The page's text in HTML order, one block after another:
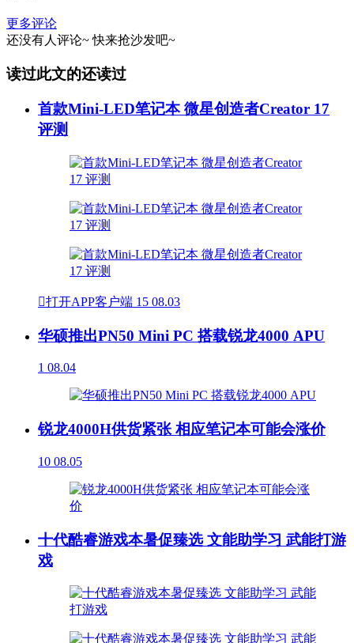
更多评论
还没有人评论~ 快来抢沙发吧~
读过此文的还读过
首款Mini-LED笔记本 微星创造者Creator 17
评测
打开APP客户端 15 08.03
华硕推出PN50 Mini PC 搭载锐龙4000 APU
1 08.04
锐龙4000H供货紧张 相应笔记本可能会涨价
10 08.05
十代酷睿游戏本暑促臻选 文能助学习 武能打游
戏